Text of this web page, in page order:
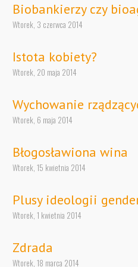
Biobankierzy czy
Wtorek, 3 czerwca 2014
Istota kobiety?
Wtorek, 20 maja 2014
Wychowanie
Wtorek, 6 maja 2014
Błogosławiona wina
Wtorek, 15 kwietnia 2014
Plusy ideologii
Wtorek, 1 kwietnia 2014
Zdrada
Wtorek, 18 marca 2014